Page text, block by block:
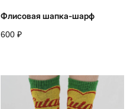
Флисовая шапка-шарф
600 ₽